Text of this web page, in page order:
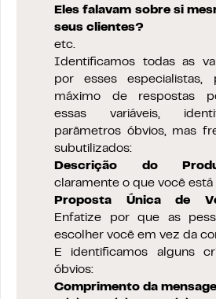
Eles falavam sobre si
seus clientes?
etc.
Identificamos todas as
por esses
máximo de respostas
essas variáveis,
parâmetros óbvios, mas
subutilizados:
Descrição do
claramente o que você está
Proposta Única de
Enfatize por que as
escolher você em vez da
E identificamos alguns
óbvios:
Comprimento da